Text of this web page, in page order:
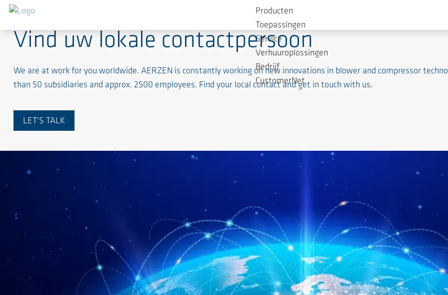
Vind uw lokale contactpersoon
We are at work for you worldwide. AERZEN is constantly working on new innovations in blower and compressor
than 50 subsidiaries and approx. 2500 employees. Find your local contact and get in touch with us.
LET'S TALK
Producten
Toepassingen
Service
Verhuuroplossingen
Bedrijf
CustomerNet